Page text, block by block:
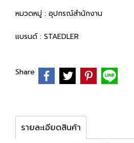
หมวดหมู่ : อุปกรณ์สำนักงาน
แบรนด์ : STAEDLER
Share
รายละเอียดสินค้า